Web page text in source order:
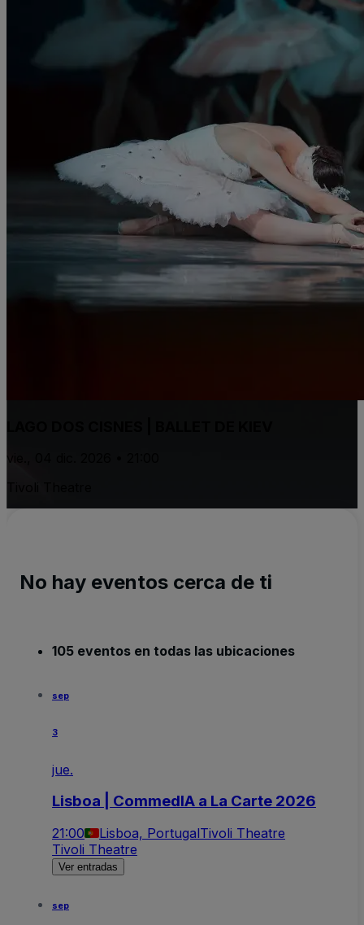
vie., 04 dic. 2026 • 21:00
No hay eventos cerca de ti
105 eventos en todas las ubicaciones
sep
3
jue.
Lisboa | CommedIA a La Carte 2026
21:00 Lisboa, PortugalTivoli Theatre
Tivoli Theatre
Ver entradas
sep